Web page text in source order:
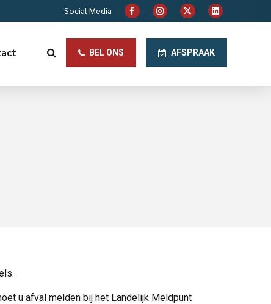
Social Media
BEL ONS AFSPRAAK
u afval melden bij het Landelijk Meldpunt